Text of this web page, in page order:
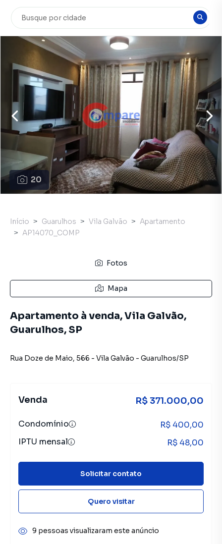
20
Início Guarulhos Vila Galvão
Apartamento
AP14070_COMP
Fotos
Mapa
Apartamento à venda, Vila Galvão,
Guarulhos, SP
Rua Doze de Maio, 566 - Vila Galvão - Guarulhos/SP
Venda R$ 371.000,00
Condomínio
R$ 400,00
IPTU mensal
R$ 48,00
Solicitar contato
Quero visitar
9 pessoas visualizaram este anúncio